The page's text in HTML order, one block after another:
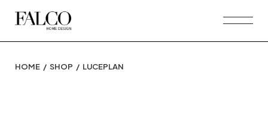
HOME SHOP LUCEPLAN